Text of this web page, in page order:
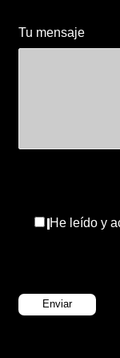
Tu mensaje
He leído y